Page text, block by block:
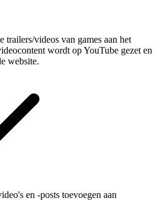
trailers/videos van games aan het
wordt op YouTube gezet en
website.
en -posts toevoegen aan